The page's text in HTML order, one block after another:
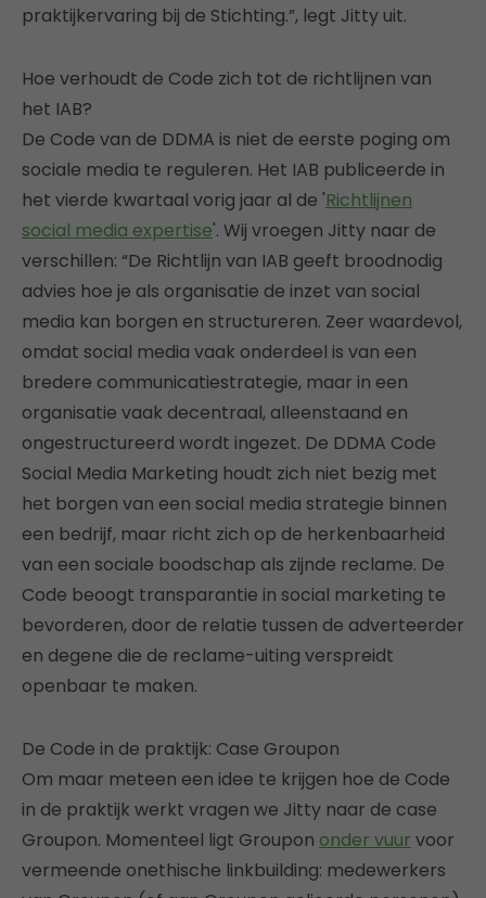
praktijkervaring bij de Stichting.”, legt Jitty uit.
Hoe verhoudt de Code zich tot de richtlijnen van
het IAB?
De Code van de DDMA is niet de eerste poging om
sociale media te reguleren. Het IAB publiceerde in
het vierde kwartaal vorig jaar al de 'Richtlijnen
social media expertise'. Wij vroegen Jitty naar de
verschillen: “De Richtlijn van IAB geeft broodnodig
advies hoe je als organisatie de inzet van social
media kan borgen en structureren. Zeer waardevol,
omdat social media vaak onderdeel is van een
bredere communicatiestrategie, maar in een
organisatie vaak decentraal, alleenstaand en
ongestructureerd wordt ingezet. De DDMA Code
Social Media Marketing houdt zich niet bezig met
het borgen van een social media strategie binnen
een bedrijf, maar richt zich op de herkenbaarheid
van een sociale boodschap als zijnde reclame. De
Code beoogt transparantie in social marketing te
bevorderen, door de relatie tussen de adverteerder
en degene die de reclame-uiting verspreidt
openbaar te maken.
De Code in de praktijk: Case Groupon
Om maar meteen een idee te krijgen hoe de Code
in de praktijk werkt vragen we Jitty naar de case
Groupon. Momenteel ligt Groupon onder vuur voor
vermeende onethische linkbuilding: medewerkers